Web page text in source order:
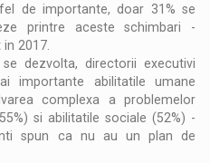
de importante, doar 31% se
printre aceste schimbari -
2017.
dezvolta, directorii executivi
importante abilitatile umane
complexa a problemelor
si abilitatile sociale (52%) -
spun ca nu au un plan de